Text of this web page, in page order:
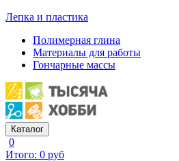
Лепка и пластика
Полимерная глина
Материалы для работы
Гончарные массы
Каталог
0
Итого: 0 руб